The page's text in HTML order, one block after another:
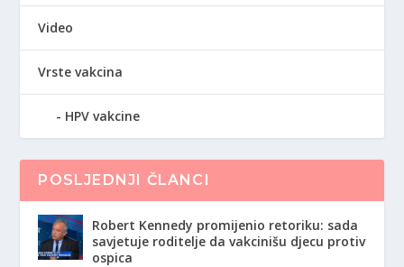
Video
Vrste vakcina
HPV vakcine
POSLJEDNJI ČLANCI
Robert Kennedy promijenio retoriku: sada
savjetuje roditelje da vakcinišu djecu protiv
ospica